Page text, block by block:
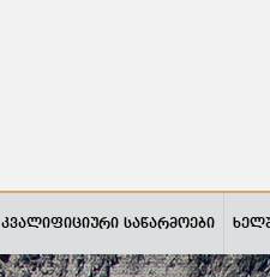
კვალიფიციური საწარმოები